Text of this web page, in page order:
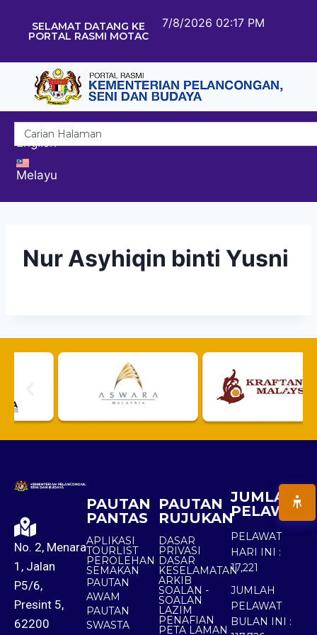
SELAMAT DATANG KE
PORTAL RASMI MOTAC
7/8/2026 02:17 PM
English
Melayu
Nur Asyhiqin binti Yusni
No. 2, Menara
1, Jalan
P5/6,
Presint 5,
62200
PAUTAN
PANTAS
APLIKASI
TOURLIST
PEROLEHAN
SEMAKAN
PAUTAN
AWAM
PAUTAN
SWASTA
PAUTAN
RUJUKAN
DASAR
PRIVASI
DASAR
KESELAMATAN
ARKIB
SOALAN -
SOALAN
LAZIM
PENAFIAN
PETA LAMAN
JUMLAH
PELAWAT
PELAWAT
HARI INI :
17,221
JUMLAH
PELAWAT
BULAN INI :